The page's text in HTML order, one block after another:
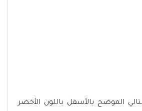
الموضح بالأسفل باللون الأخضر